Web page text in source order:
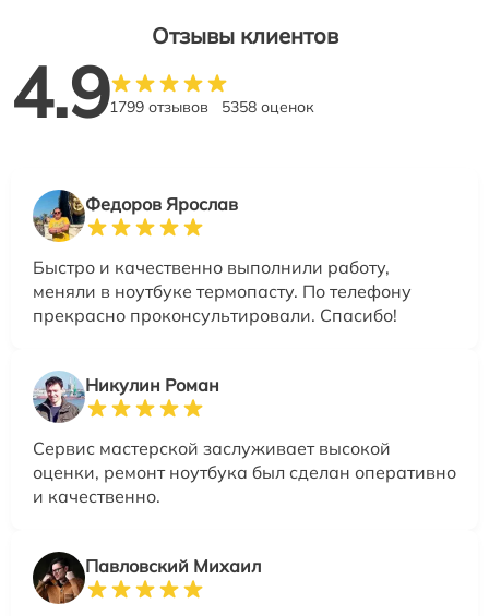
Отзывы клиентов
4.91799 отзывов 5358 оценок
Федоров Ярослав
Быстро и качественно выполнили работу,
меняли в ноутбуке термопасту. По телефону
прекрасно проконсультировали. Спасибо!
Никулин Роман
Сервис мастерской заслуживает высокой
оценки, ремонт ноутбука был сделан оперативно
и качественно.
Павловский Михаил